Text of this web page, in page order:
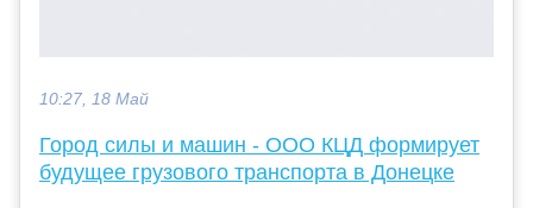
10:27, 18 Май
Город силы и машин - ООО КЦД формирует
будущее грузового транспорта в Донецке